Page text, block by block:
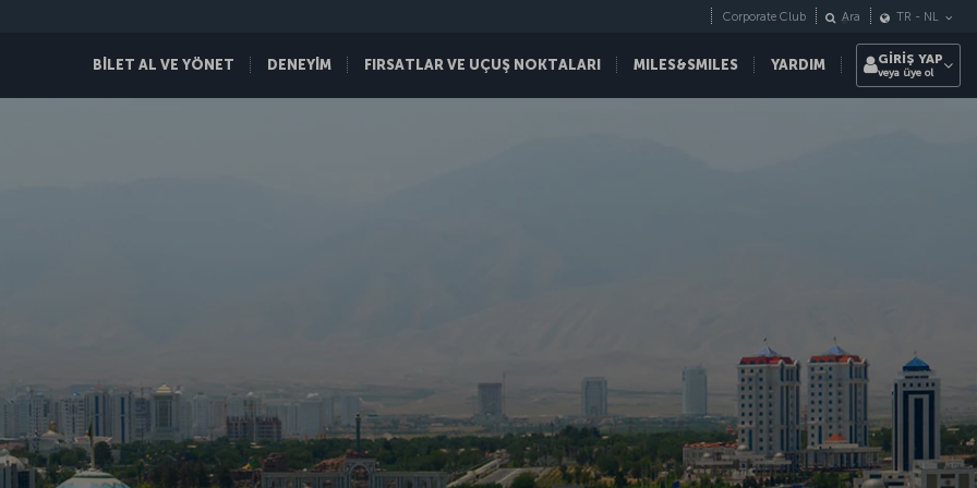
BİLET AL VE YÖNET DENEYİM FIRSATLAR VE UÇUŞ NOKTALARI MILES&SMILES YARDIM
Corporate Club Ara TR - NL
GİRİŞ YAP
veya üye ol